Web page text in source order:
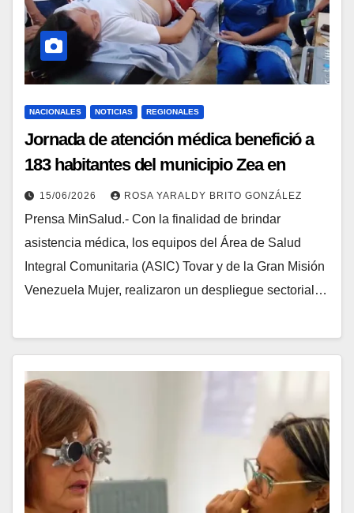
NACIONALES NOTICIAS REGIONALES
Jornada de atención médica benefició a
183 habitantes del municipio Zea en
Mérida
15/06/2026 ROSA YARALDY BRITO GONZÁLEZ
Prensa MinSalud.- Con la finalidad de brindar
asistencia médica, los equipos del Área de Salud
Integral Comunitaria (ASIC) Tovar y de la Gran Misión
Venezuela Mujer, realizaron un despliegue sectorial…